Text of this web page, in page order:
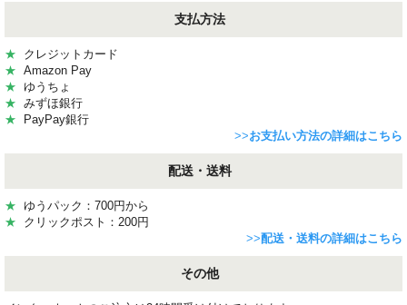
支払方法
★ クレジットカード
★ Amazon Pay
★ ゆうちょ
★ みずほ銀行
★ PayPay銀行
>>お支払い方法の詳細はこちら
配送・送料
★ ゆうパック：700円から
★ クリックポスト：200円
>>配送・送料の詳細はこちら
その他